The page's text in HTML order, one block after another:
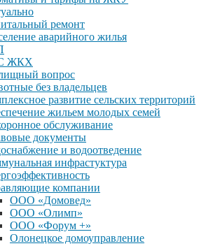
ремонт
аварийного жилья
ЖКХ
вопрос
без владельцев
развитие сельских территорий
жильем молодых семей
обслуживание
документы
и водоотведение
инфрастуктура
компании
ООО «Домовед»
ООО «Олимп»
ООО «Форум +»
Олонецкое домоуправление